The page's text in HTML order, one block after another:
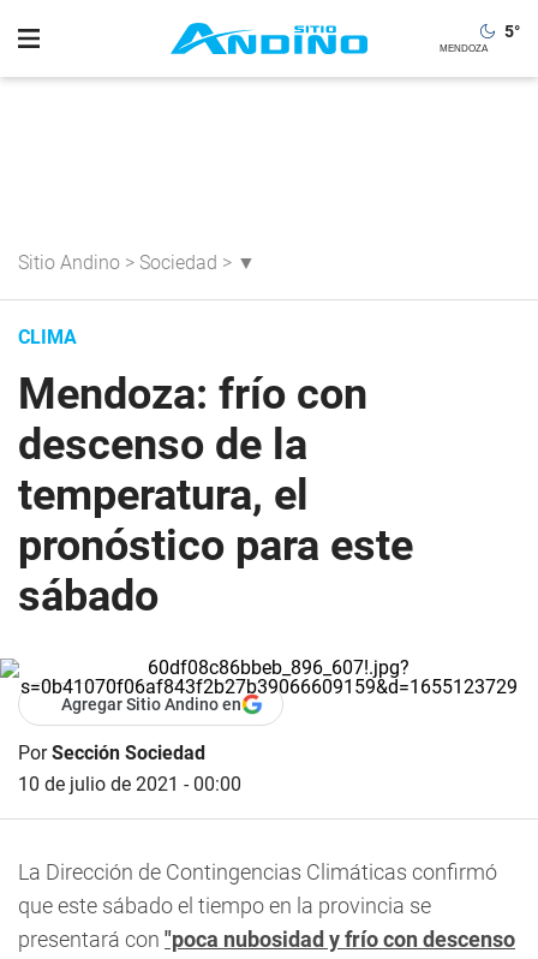
5°
Sitio Andino > Sociedad > ▼
CLIMA
Mendoza: frío con
descenso de la
temperatura, el
pronóstico para este
sábado
Agregar Sitio Andino en
PorSección Sociedad
10 de julio de 2021 - 00:00
La Dirección de Contingencias Climáticas confirmó
que este sábadoel tiempo en la provincia se
presentará con "poca nubosidad y frío con descenso